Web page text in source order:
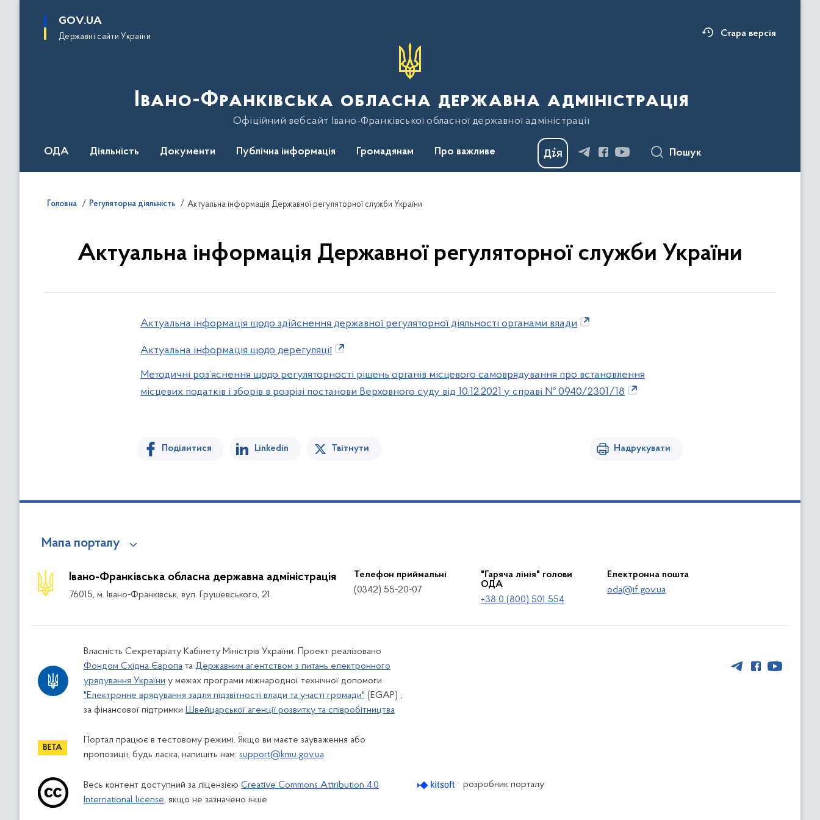
основного
GOV.UA
Державні сайти України Стара версія
Івано-Франківська обласна державна адміністрація
Офіційний вебсайт Івано-Франківської обласної державної адміністрації
ОДА Діяльність Документи Публічна інформація Громадянам Про важливе Пошук
Головна Регуляторна діяльність Актуальна інформація Державної регуляторної служби України
Актуальна інформація Державної регуляторної служби України
Актуальна інформація щодо здійснення державної регуляторної діяльності органами влади
Актуальна інформація щодо дерегуляції
Методичні роз’яснення щодо регуляторності рішень органів місцевого самоврядування про встановлення
місцевих податків і зборів в розрізі постанови Верховного суду від 10.12.2021 у справі № 0940/2301/18
Поділитися Linkedin Твітнути Надрукувати
Мапа порталу
Івано-Франківська обласна державна адміністрація
76015, м. Івано-Франківськ, вул. Грушевського, 21
Телефон приймальні
(0342) 55-20-07
"Гаряча лінія" голови
ОДА
+38 0 (800) 501 554
Електронна пошта
oda@if.gov.ua
Власність Секретаріату Кабінету Міністрів України. Проект реалізовано
Фондом Східна Європа та Державним агентством з питань електронного
урядування України у межах програми міжнародної технічної допомоги
"Електронне врядування задля підзвітності влади та участі громади" (EGAP) ,
за фінансової підтримки Швейцарської агенції розвитку та співробітництва
Портал працює в тестовому режимі. Якщо ви маєте зауваження або
пропозиції, будь ласка, напишіть нам: support@kmu.gov.ua
Весь контент доступний за ліцензією Creative Commons Attribution 4.0
International license, якщо не зазначено інше
розробник порталу